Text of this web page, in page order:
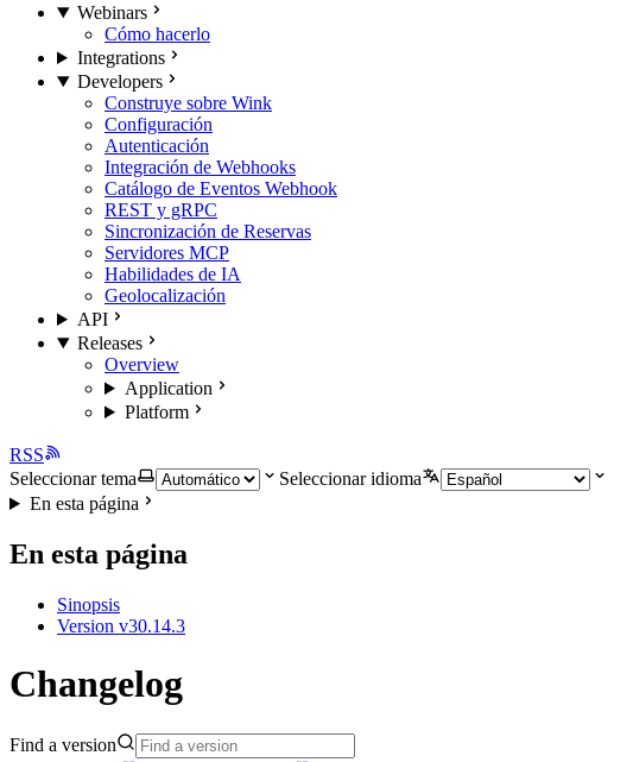
Webinars
Cómo hacerlo
Integrations
Developers
Construye sobre Wink
Configuración
Autenticación
Integración de Webhooks
Catálogo de Eventos Webhook
REST y gRPC
Sincronización de Reservas
Servidores MCP
Habilidades de IA
Geolocalización
API
Releases
Overview
Application
Platform
RSS
Seleccionar tema
Seleccionar idioma
En esta página
En esta página
Sinopsis
Version v30.14.3
Changelog
Find a version